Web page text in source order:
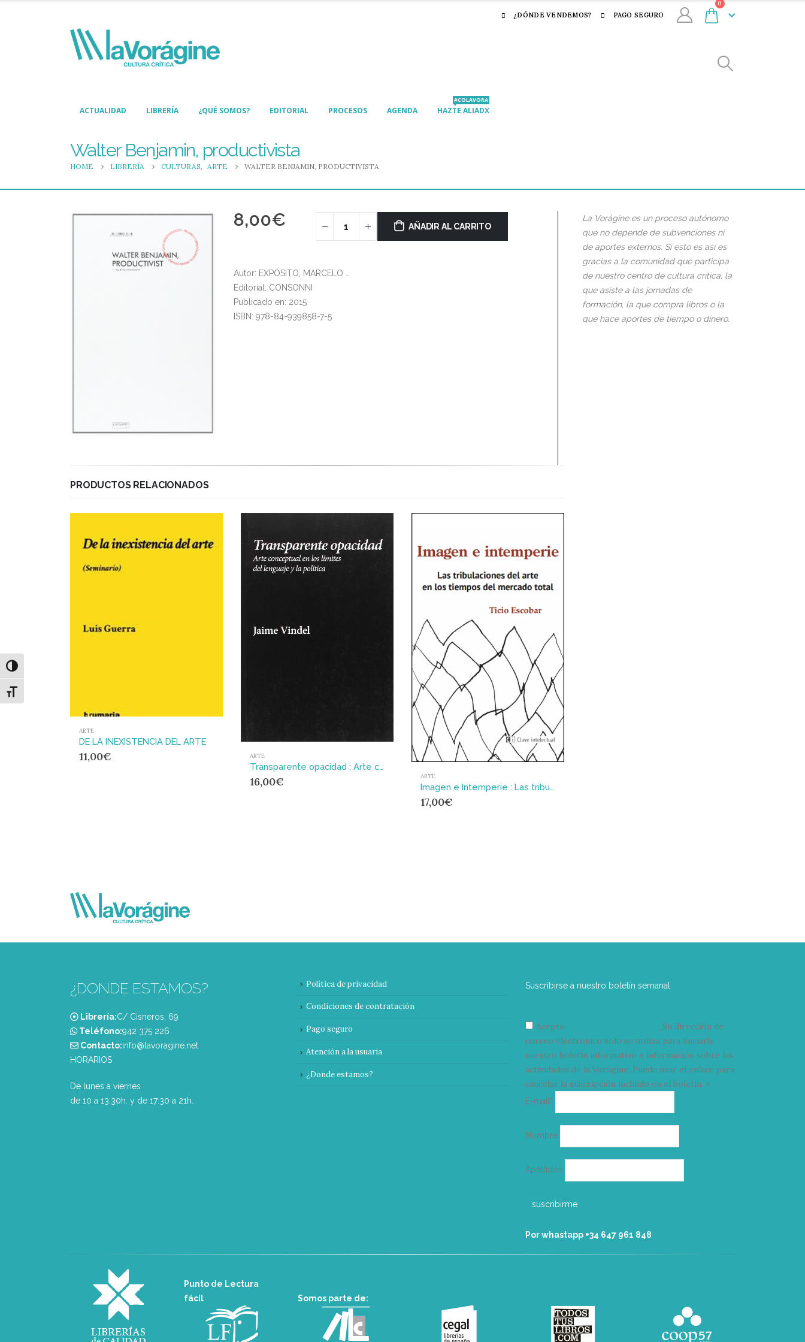
Alternar alto contraste
Alternar tamaño de letra
¿DÓNDE VENDEMOS? PAGO SEGURO
0
ACTUALIDAD LIBRERÍA ¿QUÉ SOMOS? EDITORIAL PROCESOS AGENDA HAZTE ALIADX
#COLAVORA
Walter Benjamin, productivista
HOME LIBRERÍA CULTURAS, ARTE WALTER BENJAMIN, PRODUCTIVISTA
8,00€ AÑADIR AL CARRITO
Autor: EXPÓSITO, MARCELO …
Editorial: CONSONNI
Publicado en: 2015
ISBN: 978-84-939858-7-5
PRODUCTOS RELACIONADOS
ARTE
DE LA INEXISTENCIA DEL ARTE
11,00€ ARTE
Transparente opacidad : Arte conceptual en los límites del lenguaje y la política
16,00€ ARTE
Imagen e Intemperie : Las tribulaciones el arte en los tiempos del mercado total
17,00€
La Vorágine es un proceso autónomo
que no depende de subvenciones ni
de aportes externos. Si esto es así es
gracias a la comunidad que participa
de nuestro centro de cultura crítica, la
que asiste a las jornadas de
formación, la que compra libros o la
que hace aportes de tiempo o dinero.
¿DONDE ESTAMOS?
Librería:C/ Cisneros, 69
Teléfono:‭942 375 226‬
Contacto:info@lavoragine.net
HORARIOS
De lunes a viernes
de 10 a 13:30h. y de 17:30 a 21h.
Política de privacidad
Condiciones de contratación
Pago seguro
Atención a la usuaria
¿Donde estamos?
Suscribirse a nuestro boletín semanal
Acepto
Su dirección de
correo electrónico solo se utiliza para enviarle
nuestro boletín informativo e información sobre las
actividades de la Vorágine. Puede usar el enlace para
cancelar la suscripción incluido en el boletín. >
E-mail*
electrónico
Nombre
Apellidos
Por whastapp +34 ‭647 961 848‬
Punto de Lectura
fácil
Somos parte de: